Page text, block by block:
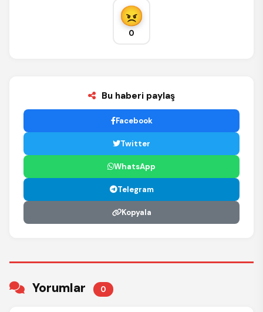
0
Bu haberi paylaş
Facebook
Twitter
WhatsApp
Telegram
Kopyala
Yorumlar 0